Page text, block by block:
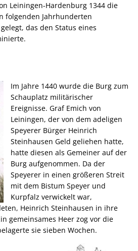
Leiningen-Hardenburg 1344 die
folgenden Jahrhunderten
das den Status eines
Im Jahre 1440 wurde die Burg zum
Schauplatz militärischer
Ereignisse. Graf Emich von
Leiningen, der von dem adeligen
Speyerer Bürger Heinrich
Steinhausen Geld geliehen hatte,
hatte diesen als Gemeiner auf der
Burg aufgenommen. Da der
Speyerer in einen größeren Streit
mit dem Bistum Speyer und
Kurpfalz verwickelt war,
Heinrich Steinhausen in ihre
gemeinsames Heer zog vor die
sie sieben Wochen.